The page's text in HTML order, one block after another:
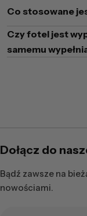
Co stosowane
Czy fotel jest
samemu
Dołącz do
Bądź zawsze na
nowościami.